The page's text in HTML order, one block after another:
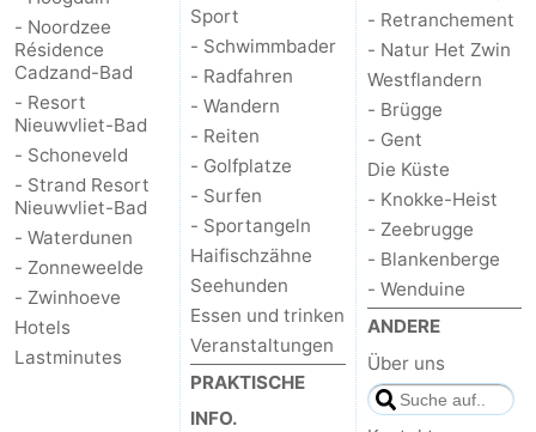
- Noordzee
Résidence
Cadzand-Bad
- Resort
Nieuwvliet-Bad
- Schoneveld
- Strand Resort
Nieuwvliet-Bad
- Waterdunen
- Zonneweelde
- Zwinhoeve
Hotels
Lastminutes
Sport
- Schwimmbader
- Radfahren
- Wandern
- Reiten
- Golfplatze
- Surfen
- Sportangeln
Haifischzähne
Seehunden
Essen und trinken
Veranstaltungen
PRAKTISCHE
INFO.
- Retranchement
- Natur Het Zwin
Westflandern
- Brügge
- Gent
Die Küste
- Knokke-Heist
- Zeebrugge
- Blankenberge
- Wenduine
ANDERE
Über uns